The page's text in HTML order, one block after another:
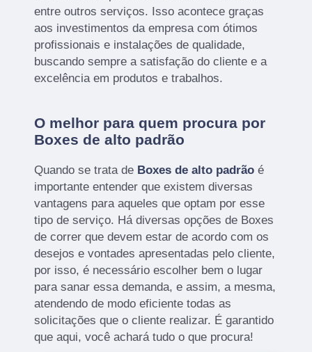
entre outros serviços. Isso acontece graças
aos investimentos da empresa com ótimos
profissionais e instalações de qualidade,
buscando sempre a satisfação do cliente e a
excelência em produtos e trabalhos.
O melhor para quem procura por
Boxes de alto padrão
Quando se trata de Boxes de alto padrão é
importante entender que existem diversas
vantagens para aqueles que optam por esse
tipo de serviço. Há diversas opções de Boxes
de correr que devem estar de acordo com os
desejos e vontades apresentadas pelo cliente,
por isso, é necessário escolher bem o lugar
para sanar essa demanda, e assim, a mesma,
atendendo de modo eficiente todas as
solicitações que o cliente realizar. É garantido
que aqui, você achará tudo o que procura!